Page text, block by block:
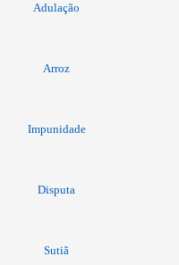
Adulação
Arroz
Impunidade
Disputa
Sutiã